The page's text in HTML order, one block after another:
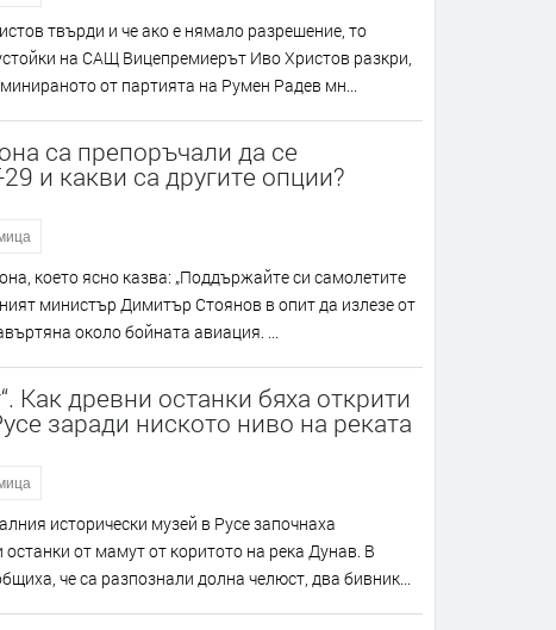
твърди и че ако е нямало разрешение, то
на САЩ Вицепремиерът Иво Христов разкри,
от партията на Румен Радев мн...
са препоръчали да се
и какви са другите опции?
което ясно казва: „Поддържайте си самолетите
министър Димитър Стоянов в опит да излезе от
около бойната авиация. ...
Как древни останки бяха открити
заради ниското ниво на реката
исторически музей в Русе започнаха
от мамут от коритото на река Дунав. В
че са разпознали долна челюст, два бивник...